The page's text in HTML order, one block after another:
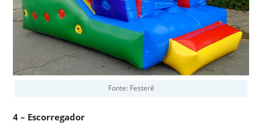
Fonte: Festerê
4 – Escorregador